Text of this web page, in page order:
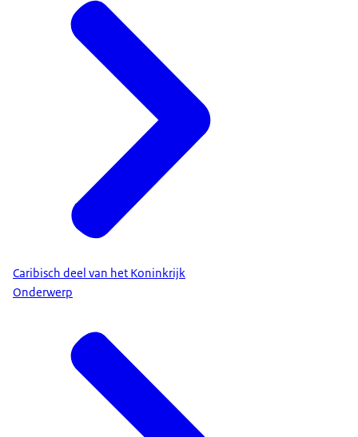
Caribisch deel van het Koninkrijk
Onderwerp